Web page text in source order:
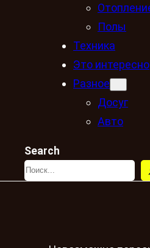
Полы
Техника
Это интересно
Разное
Досуг
Авто
Search